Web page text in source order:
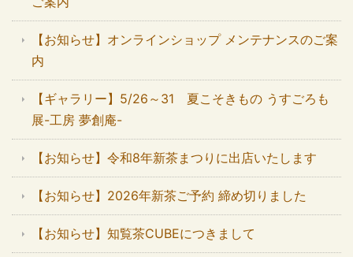
【お知らせ】オンラインショップ メンテナンスのご案
内
【ギャラリー】5/26～31 夏こそきもの うすごろも
展-工房 夢創庵-
【お知らせ】令和8年新茶まつりに出店いたします
【お知らせ】2026年新茶ご予約 締め切りました
【お知らせ】知覧茶CUBEにつきまして